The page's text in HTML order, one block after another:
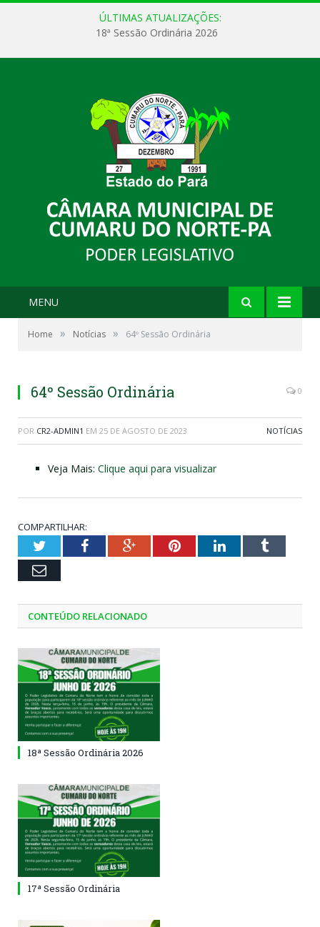
ÚLTIMAS ATUALIZAÇÕES:
18ª Sessão Ordinária 2026
MENU
Home » Notícias » 64º Sessão Ordinária
64º Sessão Ordinária 0
POR CR2-ADMIN1 EM 25 DE AGOSTO DE 2023 NOTÍCIAS
Veja Mais: Clique aqui para visualizar
COMPARTILHAR:
TwitterFacebookGoogle+PinterestLinkedInTumblr
Email
CONTEÚDO RELACIONADO
18ª Sessão Ordinária 2026
17ª Sessão Ordinária